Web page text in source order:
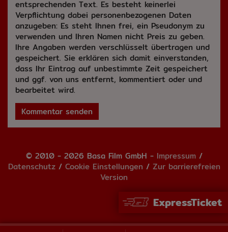
ExpressTicket
entsprechenden Text. Es besteht keinerlei
Verpflichtung dabei personenbezogenen Daten
anzugeben: Es steht Ihnen frei, ein Pseudonym zu
verwenden und Ihren Namen nicht Preis zu geben.
Ihre Angaben werden verschlüsselt übertragen und
gespeichert. Sie erklären sich damit einverstanden,
dass Ihr Eintrag auf unbestimmte Zeit gespeichert
und ggf. von uns entfernt, kommentiert oder und
bearbeitet wird.
Kommentar senden
© 2010 - 2026 Basa Film GmbH - Impressum/
Datenschutz/ Cookie Einstellungen / Zur barrierefreien
Version